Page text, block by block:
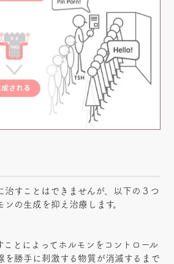
治すことはできませんが、以下の３つ
の生成を抑え治療します。
ことによってホルモンをコントロール
を勝手に刺激する物質が消滅するまで